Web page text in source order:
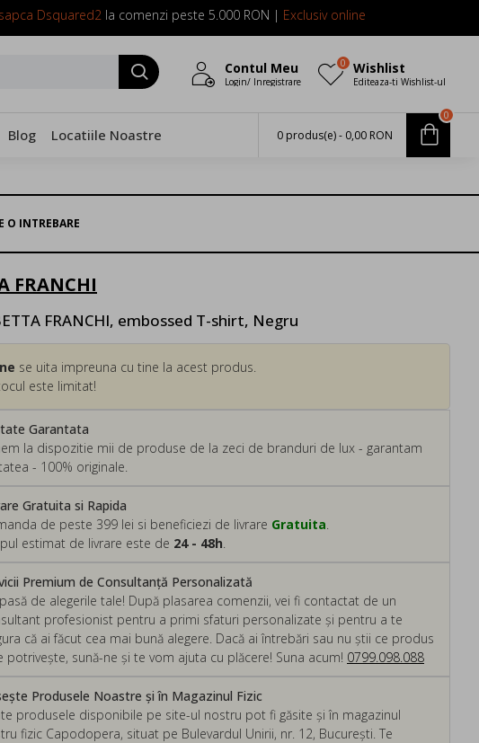
Dsquared2la comenzi peste 5.000 RON | Exclusiv online
Contul Meu
Login/ Inregistrare
Wishlist
Editeaza-ti Wishlist-ul
0
Blog Locatiile Noastre 0 produs(e) - 0,00 RON
0
O INTREBARE
FRANCHI
FRANCHI, embossed T-shirt, Negru
Garantata
la dispozitie mii de produse de la zeci de branduri de lux - garantam
- 100% originale.
se uita impreuna cu tine la acest produs.
este limitat!
Premium de Consultanță Personalizată
de alegerile tale! După plasarea comenzii, vei fi contactat de un
profesionist pentru a primi sfaturi personalizate și pentru a te
că ai făcut cea mai bună alegere. Dacă ai întrebări sau nu știi ce produs
potrivește, sună-ne și te vom ajuta cu plăcere! Suna acum! 0799.098.088
Gratuita si Rapida
de peste 399 lei si beneficiezi de livrare Gratuita.
estimat de livrare este de 24 - 48h.
Produsele Noastre și în Magazinul Fizic
produsele disponibile pe site-ul nostru pot fi găsite și în magazinul
fizic Capodopera, situat pe Bulevardul Unirii, nr. 12, București. Te